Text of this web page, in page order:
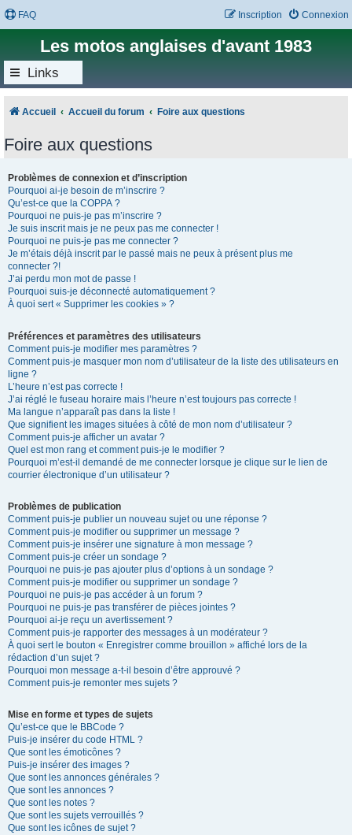
FAQ Connexion
Inscription
Les motos anglaises d'avant 1983
Links
Accueil Accueil du forum Foire aux questions
Foire aux questions
Problèmes de connexion et d’inscription
Pourquoi ai-je besoin de m’inscrire ?
Qu’est-ce que la COPPA ?
Pourquoi ne puis-je pas m’inscrire ?
Je suis inscrit mais je ne peux pas me connecter !
Pourquoi ne puis-je pas me connecter ?
Je m’étais déjà inscrit par le passé mais ne peux à présent plus me
connecter ?!
J’ai perdu mon mot de passe !
Pourquoi suis-je déconnecté automatiquement ?
À quoi sert « Supprimer les cookies » ?
Préférences et paramètres des utilisateurs
Comment puis-je modifier mes paramètres ?
Comment puis-je masquer mon nom d’utilisateur de la liste des utilisateurs en
ligne ?
L’heure n’est pas correcte !
J’ai réglé le fuseau horaire mais l’heure n’est toujours pas correcte !
Ma langue n’apparaît pas dans la liste !
Que signifient les images situées à côté de mon nom d’utilisateur ?
Comment puis-je afficher un avatar ?
Quel est mon rang et comment puis-je le modifier ?
Pourquoi m’est-il demandé de me connecter lorsque je clique sur le lien de
courrier électronique d’un utilisateur ?
Problèmes de publication
Comment puis-je publier un nouveau sujet ou une réponse ?
Comment puis-je modifier ou supprimer un message ?
Comment puis-je insérer une signature à mon message ?
Comment puis-je créer un sondage ?
Pourquoi ne puis-je pas ajouter plus d’options à un sondage ?
Comment puis-je modifier ou supprimer un sondage ?
Pourquoi ne puis-je pas accéder à un forum ?
Pourquoi ne puis-je pas transférer de pièces jointes ?
Pourquoi ai-je reçu un avertissement ?
Comment puis-je rapporter des messages à un modérateur ?
À quoi sert le bouton « Enregistrer comme brouillon » affiché lors de la
rédaction d’un sujet ?
Pourquoi mon message a-t-il besoin d’être approuvé ?
Comment puis-je remonter mes sujets ?
Mise en forme et types de sujets
Qu’est-ce que le BBCode ?
Puis-je insérer du code HTML ?
Que sont les émoticônes ?
Puis-je insérer des images ?
Que sont les annonces générales ?
Que sont les annonces ?
Que sont les notes ?
Que sont les sujets verrouillés ?
Que sont les icônes de sujet ?